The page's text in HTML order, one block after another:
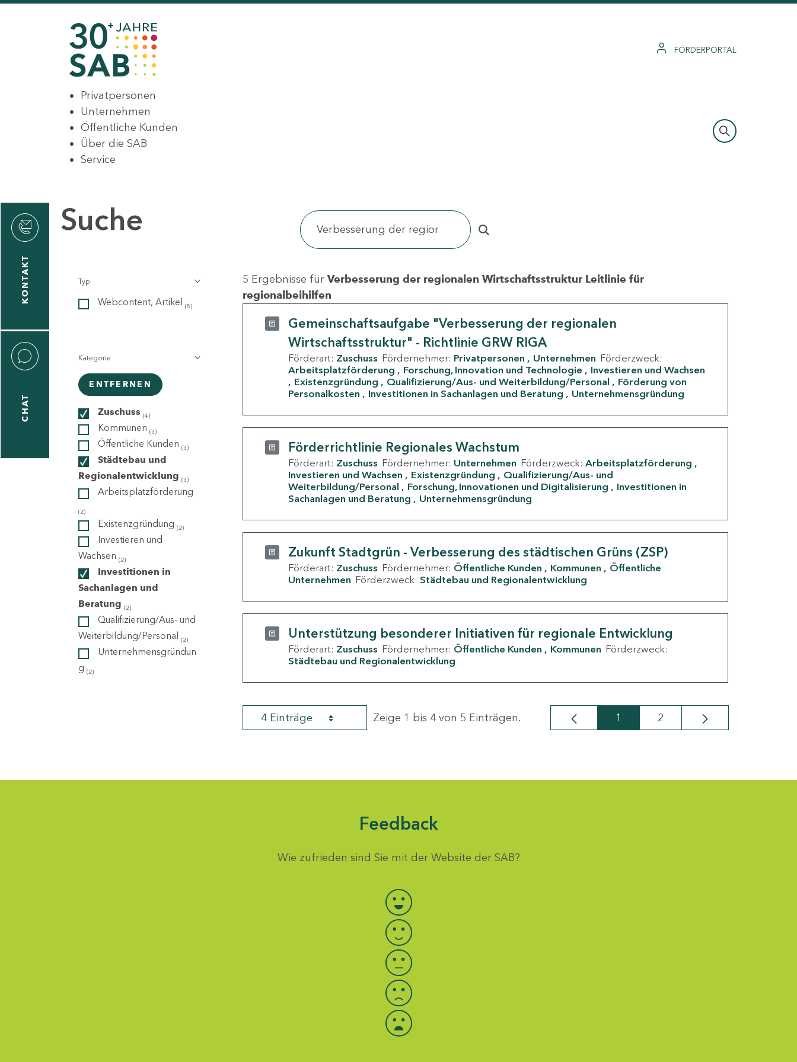
FÖRDERPORTAL
Privatpersonen
Unternehmen
Öffentliche Kunden
Über die SAB
Service
KONTAKT
CHAT
Suche
Typ
Webcontent, Artikel (5)
Kategorie
ENTFERNEN
Zuschuss (4)
Kommunen (3)
Öffentliche Kunden (3)
Städtebau und
Regionalentwicklung (3)
Arbeitsplatzförderung
(2)
Existenzgründung (2)
Investieren und
Wachsen (2)
Investitionen in
Sachanlagen und
Beratung (2)
Qualifizierung/Aus- und
Weiterbildung/Personal (2)
Unternehmensgründun
g (2)
5 Ergebnisse für Verbesserung der regionalen Wirtschaftsstruktur Leitlinie für
regionalbeihilfen
Gemeinschaftsaufgabe "Verbesserung der regionalen
Wirtschaftsstruktur" - Richtlinie GRW RIGA
Förderart: Zuschuss Fördernehmer: Privatpersonen Unternehmen Förderzweck:
Arbeitsplatzförderung
Forschung, Innovation und Technologie
Investieren und Wachsen
Existenzgründung
Qualifizierung/Aus- und Weiterbildung/Personal
Förderung von
Personalkosten
Investitionen in Sachanlagen und Beratung Unternehmensgründung
Förderrichtlinie Regionales Wachstum
Förderart: Zuschuss Fördernehmer: Unternehmen Förderzweck: Arbeitsplatzförderung
Investieren und Wachsen
Existenzgründung
Qualifizierung/Aus- und
Weiterbildung/Personal
Forschung, Innovationen und Digitalisierung
Investitionen in
Sachanlagen und Beratung
Unternehmensgründung
Zukunft Stadtgrün - Verbesserung des städtischen Grüns (ZSP)
Förderart: Zuschuss Fördernehmer: Öffentliche Kunden Kommunen
Öffentliche
Unternehmen Förderzweck: Städtebau und Regionalentwicklung
Unterstützung besonderer Initiativen für regionale Entwicklung
Förderart: Zuschuss Fördernehmer: Öffentliche Kunden Kommunen Förderzweck:
Städtebau und Regionalentwicklung
4 Einträge Zeige 1 bis 4 von 5 Einträgen. Seite
1 Seite
2
Feedback
Wie zufrieden sind Sie mit der Website der SAB?
Bewertung auswählen